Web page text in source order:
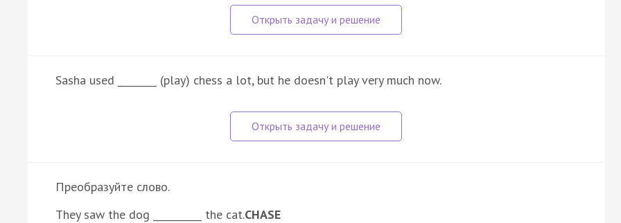
Sasha used ________ (play) chess a lot, but he doesn't play very much now.
Преобразуйте слово.
They saw the dog __________ the cat.CHASE